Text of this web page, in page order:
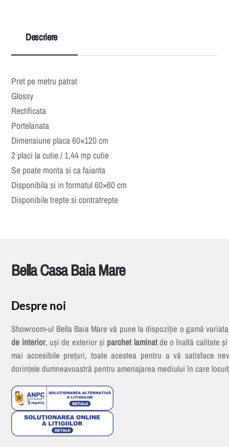
Descriere
Pret pe metru patrat
Glossy
Rectificata
Portelanata
Dimensiune placa 60×120 cm
2 placi la cutie / 1,44 mp cutie
Se poate monta si ca faianta
Disponibila si in formatul 60×60 cm
Disponibile trepte si contratrepte
Bella Casa Baia Mare
Despre noi
Showroom-ul Bella Baia Mare vă pune la dispoziție o gamă
de interior, uși de exterior și parchet laminatde o înaltă calitate și
mai accesibile prețuri, toate acestea pentru a vă satisface
dorințele dumneavoastră pentru amenajarea mediului în care